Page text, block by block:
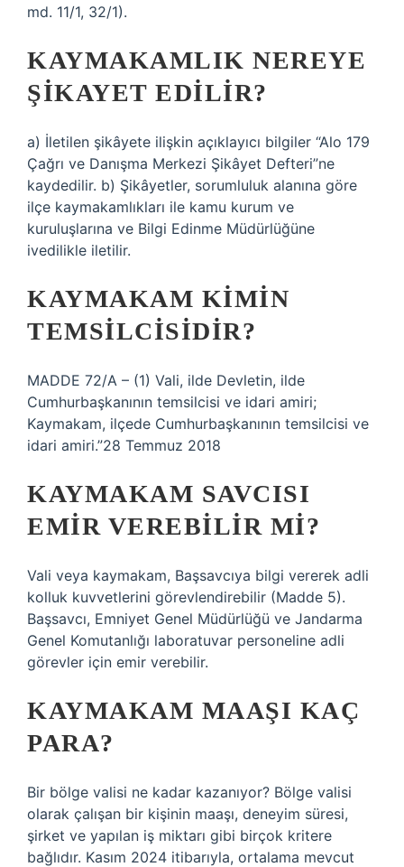
md. 11/1, 32/1).
KAYMAKAMLIK NEREYE
ŞIKAYET EDILIR?
a) İletilen şikâyete ilişkin açıklayıcı bilgiler “Alo 179
Çağrı ve Danışma Merkezi Şikâyet Defteri”ne
kaydedilir. b) Şikâyetler, sorumluluk alanına göre
ilçe kaymakamlıkları ile kamu kurum ve
kuruluşlarına ve Bilgi Edinme Müdürlüğüne
ivedilikle iletilir.
KAYMAKAM KIMIN
TEMSILCISIDIR?
MADDE 72/A – (1) Vali, ilde Devletin, ilde
Cumhurbaşkanının temsilcisi ve idari amiri;
Kaymakam, ilçede Cumhurbaşkanının temsilcisi ve
idari amiri.”28 Temmuz 2018
KAYMAKAM SAVCISI
EMIR VEREBILIR MI?
Vali veya kaymakam, Başsavcıya bilgi vererek adli
kolluk kuvvetlerini görevlendirebilir (Madde 5).
Başsavcı, Emniyet Genel Müdürlüğü ve Jandarma
Genel Komutanlığı laboratuvar personeline adli
görevler için emir verebilir.
KAYMAKAM MAAŞI KAÇ
PARA?
Bir bölge valisi ne kadar kazanıyor? Bölge valisi
olarak çalışan bir kişinin maaşı, deneyim süresi,
şirket ve yapılan iş miktarı gibi birçok kritere
bağlıdır. Kasım 2024 itibarıyla, ortalama mevcut